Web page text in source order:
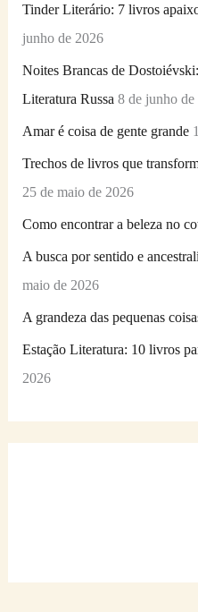
o
r
:
Tinder Literário: 7 livros
junho de 2026
Noites Brancas de
Literatura Russa 8 de junho de
Amar é coisa de gente grande
Trechos de livros que
25 de maio de 2026
Como encontrar a beleza no
A busca por sentido e
maio de 2026
A grandeza das pequenas
Estação Literatura: 10 livros
2026